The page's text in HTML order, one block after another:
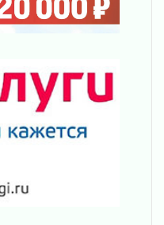
почетных
жизни»